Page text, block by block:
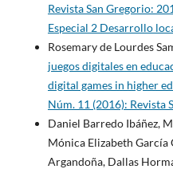
Revista San Gregorio:
Especial 2 Desarrollo
Rosemary de Lourdes
juegos digitales en
digital games in higher
Núm. 11 (2016): Revista
Daniel Barredo Ibáñez,
Mónica Elizabeth
Argandoña, Dallas